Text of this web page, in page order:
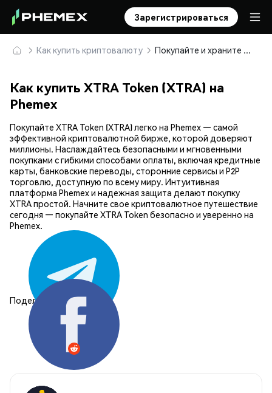
Зарегистрироваться
Как купить криптовалюту Покупайте и храните XTRA Token (XTRA) безопасно
Как купить XTRA Token (XTRA) на
Phemex
Покупайте XTRA Token (XTRA) легко на Phemex — самой
эффективной криптовалютной бирже, которой доверяют
миллионы. Наслаждайтесь безопасными и мгновенными
покупками с гибкими способами оплаты, включая кредитные
карты, банковские переводы, сторонние сервисы и P2P
торговлю, доступную по всему миру. Интуитивная
платформа Phemex и надежная защита делают покупку
XTRA простой. Начните свое криптовалютное путешествие
сегодня — покупайте XTRA Token безопасно и уверенно на
Phemex.
Поделиться: